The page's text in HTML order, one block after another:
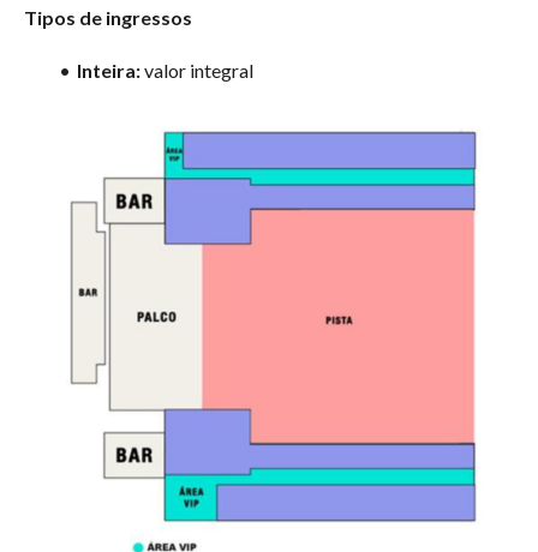
Tipos de ingressos
Inteira:valor integral